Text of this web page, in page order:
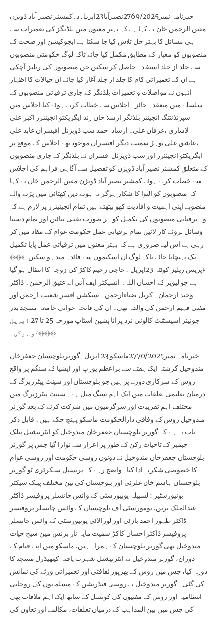
خبرنامہ نمبر2769/2025نصیرآبا23اپریل د۔کمشنر نصیر آباد ڈویژن
معین الرحمن خان نے کہا ہے کہ بہتر معنوں میں بلڈنگز کی تعمیرات سے
ہی مسائل کا بہتر حل تلاش کیا جا سکتا ہے ایجوکیشن اور صحت کے
منصوبوں کو معیار کے مطابق مکمل کیا جائے تاکہ لوگ حکومتی منصوبوں
سے جلد از جلد استفادہ حاصل کر سکیں جن منصوبوں کی ریلیز آچکی
ہے ان کے تعمیراتی کام کا جلد از جلد آغاز کیا جائے ان خیالات کا اظہار
انہوں نے مواصلات و تعمیرات بلڈنگز کے جاری ترقیاتی منصوبوں کے
سلسلے میں منعقدہ جائزہ اجلاس سے خطاب کرتے ہوئے کیا اجلاس میں
سپرنڈنٹنگ انجینئر بلڈنگز ارسلا خان رند ایگزیکٹو انجینئرز اکبر علی
لاشاری ،عرفان علی۔ ارشاد احمد سب ڈویژنل افیسران عابد علی
،عاشق علی بوہڑ سمیت دیگر افیسران موجود تھے اجلاس کے موقع پر
ایگزیکٹو انجینئرز اور سب ڈویژنل افسران نے بلڈنگز کے جاری منصوبوں
کے متعلق کمشنر نصیر آباد ڈویژن کو تفصیل سے آگاہی فراہم کی اجلاس
سے خطاب کرتے ہوئے کمشنر نصیر آباد ڈویژن معین الرحمن خان نے کہا
کہ منصوبوں کو التوا کا شکار ہرگز نہ ہونے دیں کھٹائی میں پڑنے والے
منصوبے اپنی اہمیت و افادیت کھو بیٹھتے ہیں تمام انجینیئرز پر لازم ہے کہ
وہ ترقیاتی منصوبوں کی تکمیل کو ہر صورت یقینی بنائیں اور تمام دستیا
وسائل بروئے کار لائیں تمام ترقیاتی عمل حکومت عوام کے مفاد میں کر
رہی ہے اس لیے ضروری ہے کہ بہتر معنوں میں ترقیاتی عمل پایا تکمیل
تک پہنچایا جائے تاکہ لوگ ان اسکیموں سے فائدہ مند ہو سکیں۔﴾﴿﴾﴿﴾
﴿پریس ریلیز کوئٹہ 23اپریل ۔حاجی رحیم کاکڑ کی زوجہ کا انتقال ہو گیا
ہے جو لیویز کے احسان اللہ۔ انسپکٹر ایف آئی اے عتیق الرحمن۔ ڈاکٹر
وحید ارحمان۔ کرنل ضیاءارحمن۔ سیکشن افسر شعیب ارحمن اور
مفتی فہیم ارحمن کی والدہ تھی۔ ان کی فاتحہ خوانی جامعہ مسجد بدر
جونیئر اسیسٹنٹ کالونی نزد پرانا پشین اسٹاپ مورخہ 25 تا 27 اپریل
کو ہوگی۔﴾﴿﴾﴿﴾﴿
خبرنامہ نمبر2770/2025ماسکو 23 اپریل۔گورنربلوچستان جعفرخان
مندوخیل گزشتہ ایک ہفتے سے براعظم یورپ اور ایشیا کے سنگم پر واقع
روس کے سرکاری دورے پر ہیں جو بلوچستان اور سینٹ پیٹرزبرگ کے
درمیان تعلیمی تعلقات میں ایک اہم سنگ میل ہے۔ سینٹ پیٹرزبرگ میں
مختلف اہم تقریبات اور سرگرمیوں میں شرکت کرنے کے بعد گورنر
مندوخیل روس کے وفاقی دارالحکومت ماسکو پہنچ چکے ہیں۔ قابل ذکر
بات یہ ہے کہ گورنر بلوچستان جعفرخان مندوخیل کو انٹرنیشنل پبلک
چیمبر کے تاحیات رکن کے طور پر اعزاز سے نوازا گیا جس پر گورنر
بلوچستان جعفرخان مندوخیل نے دونوں روسی حکومت اور روسی عوام
کا خصوصی شکریہ ادا کیا۔ واضح رہے کہ پرنسپل سیکرٹری ٹو گورنر
بلوچستان ہاشم خان غلزئی اور بلوچستان کی تین مختلف پبلک سیکٹر
یونیورسٹیز : لسبیلہ یوبیورسٹی کے وائس چانسلر پروفیسر ڈاکٹر
عبدالملک ترین. یونیورسٹی آف بلوچستان کے وائس چانسلر پروفیسر
ڈاکٹر ظہور احمد بازئی اور لورالائی یونیورسٹی کے وائس چانسلر
پروفیسر ڈاکٹر احسان کاکڑ سمیت مایہ ناز بزنس مین شیخ حیات
مندوخیل بھی گورنر بلوچستان کے ہمراہ ہیں. ماسکو میں اپنے قیام کے
دوران، گورنر مندوخیل نے انٹرنیشنل شہرت یافتہ کیتھیڈرل مسجد کا
دورہ کیا، جس میں روس کے بھرپور ثقافتی اور تعمیراتی ورثے کی نمائش
کی گئی۔ گورنر مندوخیل نے روسی فیڈریشن کے مسلمانوں کی روحانی
انتظامیہ اور روس کے مفتیوں کی کونسل کے ساتھ ایک اہم ملاقات بھی
کی جس میں بین المذاہب کے درمیان تعلقات، مکالمے اور تعاون کی